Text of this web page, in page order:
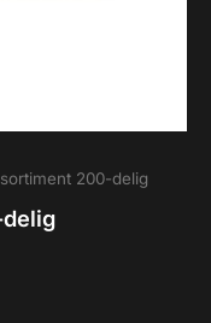
200-delig